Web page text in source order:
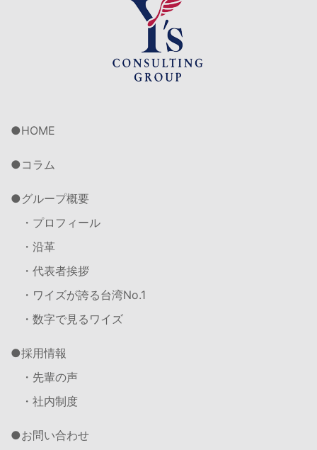
HOME
コラム
グループ概要
・プロフィール
・沿革
・代表者挨拶
・ワイズが誇る台湾No.1
・数字で見るワイズ
採用情報
・先輩の声
・社内制度
お問い合わせ